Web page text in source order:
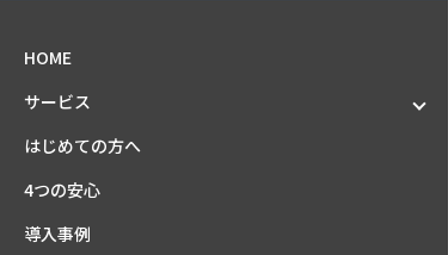
HOME
サービス
はじめての方へ
4つの安心
導入事例